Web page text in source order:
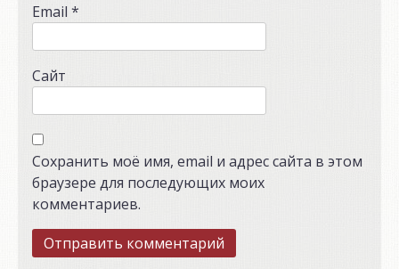
Email *
Сайт
Сохранить моё имя, email и адрес сайта в этом
браузере для последующих моих
комментариев.